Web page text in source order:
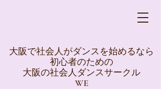
大阪で社会人がダンスを始めるなら
初心者のための
大阪の社会人ダンスサークル
WE